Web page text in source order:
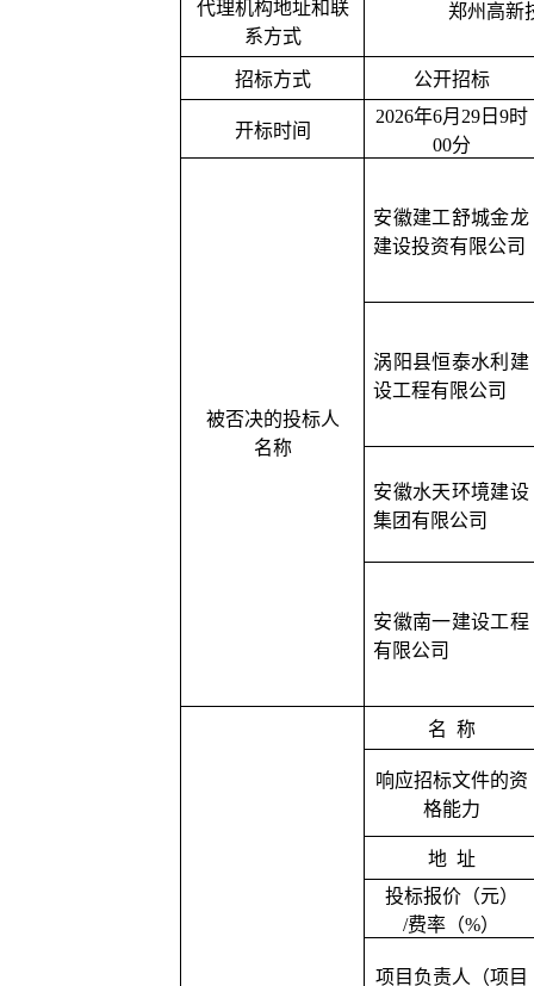
代理机构地址和联
系方式
郑州高新
招标方式 公开招标
开标时间
2026年6月29日9时
00分
被否决的投标人
名称
安徽建工舒城金龙
建设投资有限公司
涡阳县恒泰水利建
设工程有限公司
安徽水天环境建设
集团有限公司
安徽南一建设工程
有限公司
名 称
响应招标文件的资
格能力
地 址
投标报价（元）
/费率（%）
项目负责人（项目